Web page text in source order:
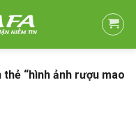
“hình ảnh rượu mao